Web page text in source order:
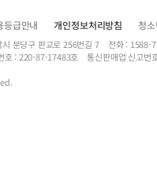
등급안내 개인정보처리방침 청
시 분당구 판교로 256번길 7 전화 :
: 220-87-17483호 통신판매업 신고번